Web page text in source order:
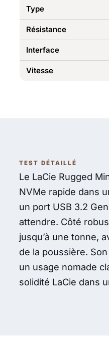
Type
Résistance
Interface
Vitesse
TEST DÉTAILLÉ
Le LaCie Rugged
NVMe rapide dans
un port USB 3.2
attendre. Côté
jusqu’à une tonne,
de la poussière.
un usage nomade
solidité LaCie dans